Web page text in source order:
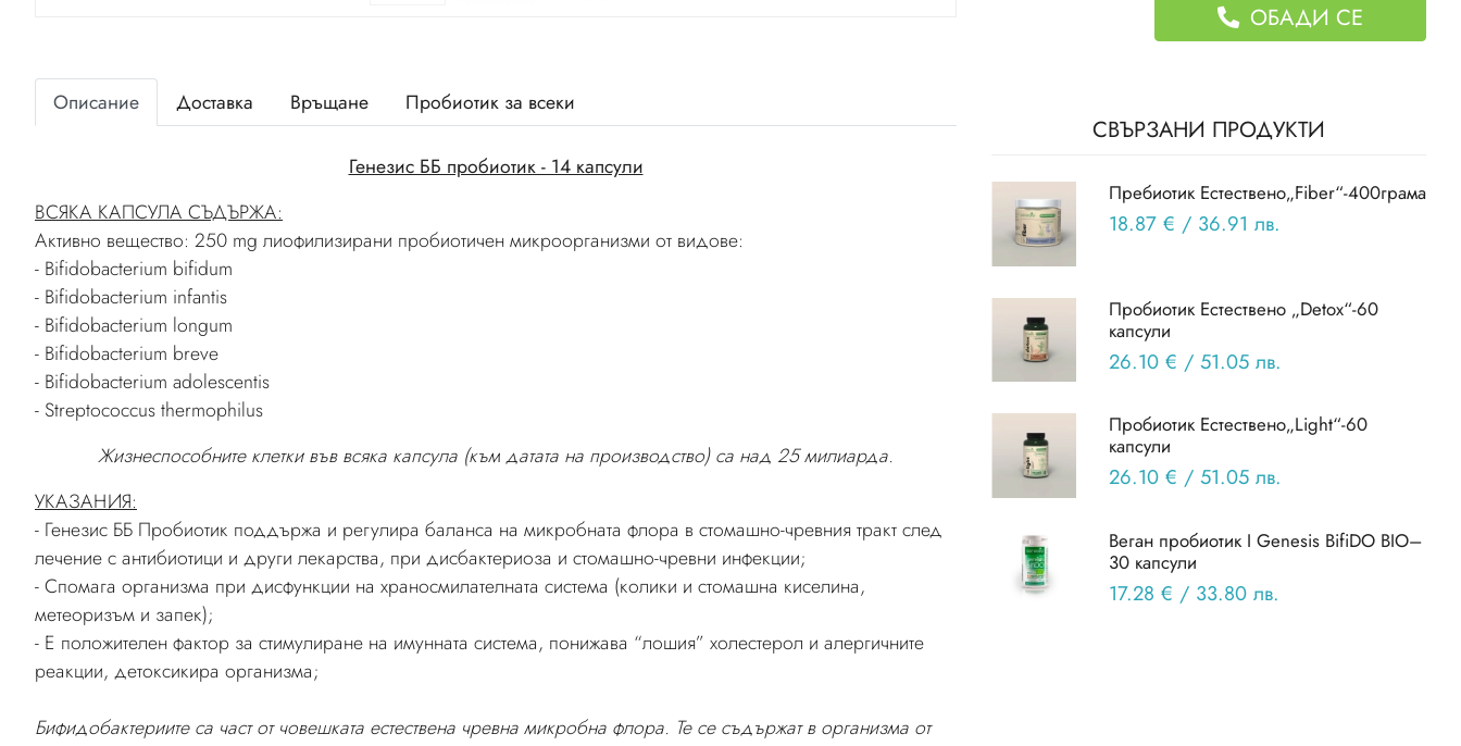
ОБАДИ СЕ
СВЪРЗАНИ ПРОДУКТИ
Прeбиотик Естествено„Fiber“-400грама
18.87 € / 36.91 лв.
Пробиотик Естествено „Detox“-60
капсули
26.10 € / 51.05 лв.
Пробиотик Естествено„Light“-60
капсули
26.10 € / 51.05 лв.
Веган пробиотик I Genesis ВifiDO BIO–
30 капсули
17.28 € / 33.80 лв.
Описание Доставка Връщане Пробиотик за всеки
Генезис ББ пробиотик - 14 капсули
ВСЯКА КАПСУЛА СЪДЪРЖА:
Активно вещество: 250 mg лиофилизирани пробиотичен микроорганизми от видове:
- Bifidobacterium bifidum
- Bifidobacterium infantis
- Bifidobacterium longum
- Bifidobacterium breve
- Bifidobacterium adolescentis
- Streptococcus thermophilus
Жизнеспособните клетки във всяка капсула (към датата на производство) са над 25 милиарда.
УКАЗАНИЯ:
- Генезис ББ Пробиотик поддържа и регулира баланса на микробната флора в стомашно-чревния тракт след
лечение с антибиотици и други лекарства, при дисбактериоза и стомашно-чревни инфекции;
- Спомага организма при дисфункции на храносмилателната система (колики и стомашна киселина,
метеоризъм и запек);
- Е положителен фактор за стимулиране на имунната система, понижава “лошия” холестерол и алергичните
реакции, детоксикира организма;
Бифидобактериите са част от човешката естествена чревна микробна флора. Те се съдържат в организма от